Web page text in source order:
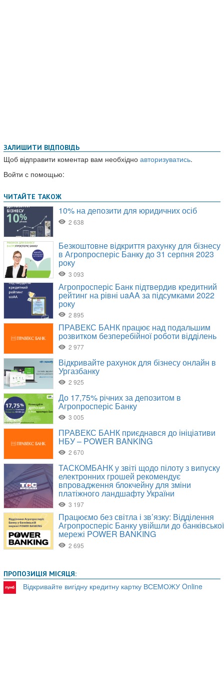
ЗАЛИШИТИ ВІДПОВІДЬ
Щоб відправити коментар вам необхідно авторизуватись.
Войти с помощью:
ПРОПОЗИЦІЯ МІСЯЦЯ:
Відкривайте вигідну кредитну картку ВСЕМОЖУ Online